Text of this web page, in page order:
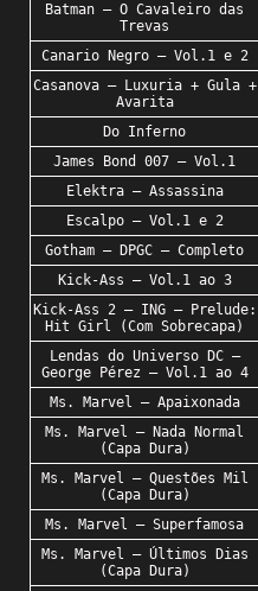
Batman – O Cavaleiro das
Trevas
Canario Negro – Vol.1 e 2
Casanova – Luxuria + Gula +
Avarita
Do Inferno
James Bond 007 – Vol.1
Elektra – Assassina
Escalpo – Vol.1 e 2
Gotham – DPGC – Completo
Kick-Ass – Vol.1 ao 3
Kick-Ass 2 – ING – Prelude:
Hit Girl (Com Sobrecapa)
Lendas do Universo DC –
George Pérez – Vol.1 ao 4
Ms. Marvel – Apaixonada
Ms. Marvel – Nada Normal
(Capa Dura)
Ms. Marvel – Questões Mil
(Capa Dura)
Ms. Marvel – Superfamosa
Ms. Marvel – Últimos Dias
(Capa Dura)